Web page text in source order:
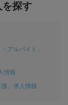
を探す
アルバイト」
情報
」求人情報